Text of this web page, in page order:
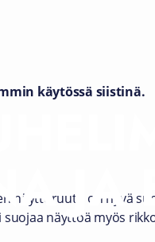
JA
käytössä siistinä.
näyttöruutu on hyvä
näyttöä myös